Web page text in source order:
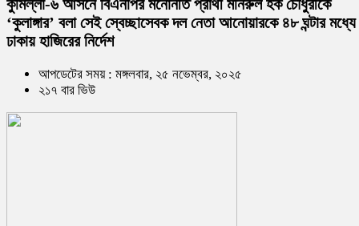
কুমিল্লা-৬ আসনে বিএনপির মনোনীত প্রার্থী মনিরুল হক চৌধুরীকে
‘কুলাঙ্গার’ বলা সেই স্বেচ্ছাসেবক দল নেতা আনোয়ারকে ৪৮ ঘন্টার মধ্যে
ঢাকায় হাজিরের নির্দেশ
আপডেটের সময় : মঙ্গলবার, ২৫ নভেম্বর, ২০২৫
২১৭ বার ভিউ